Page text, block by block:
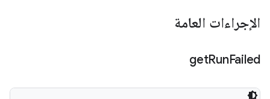
الإجراءات العامة
getRunFailed